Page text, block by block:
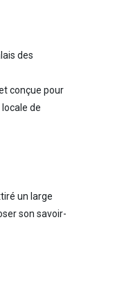
des
conçue pour
de
un large
son savoir-